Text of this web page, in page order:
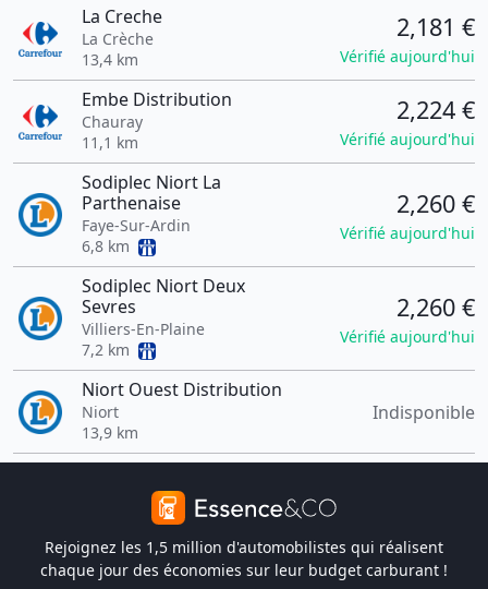
La Creche
La Crèche
13,4 km
2,181 €
Vérifié aujourd'hui
Embe Distribution
Chauray
11,1 km
2,224 €
Vérifié aujourd'hui
Sodiplec Niort La
Parthenaise
Faye-Sur-Ardin
6,8 km
2,260 €
Vérifié aujourd'hui
Sodiplec Niort Deux
Sevres
Villiers-En-Plaine
7,2 km
2,260 €
Vérifié aujourd'hui
Niort Ouest Distribution
Niort
13,9 km
Indisponible
Rejoignez les 1,5 million d'automobilistes qui réalisent
chaque jour des économies sur leur budget carburant !